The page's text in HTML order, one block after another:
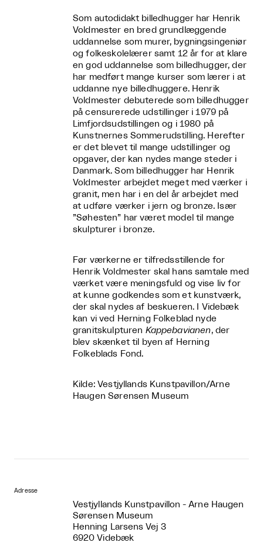
Som autodidakt billedhugger har Henrik
Voldmester en bred grundlæggende
uddannelse som murer, bygningsingeniør
og folkeskolelærer samt 12 år for at klare
en god uddannelse som billedhugger, der
har medført mange kurser som lærer i at
uddanne nye billedhuggere. Henrik
Voldmester debuterede som billedhugger
på censurerede udstillinger i 1979 på
Limfjordsudstillingen og i 1980 på
Kunstnernes Sommerudstilling. Herefter
er det blevet til mange udstillinger og
opgaver, der kan nydes mange steder i
Danmark. Som billedhugger har Henrik
Voldmester arbejdet meget med værker i
granit, men har i en del år arbejdet med
at udføre værker i jern og bronze. Især
”Søhesten” har været model til mange
skulpturer i bronze.
Før værkerne er tilfredsstillende for
Henrik Voldmester skal hans samtale med
værket være meningsfuld og vise liv for
at kunne godkendes som et kunstværk,
der skal nydes af beskueren. I Videbæk
kan vi ved Herning Folkeblad nyde
granitskulpturen Kappebavianen, der
blev skænket til byen af Herning
Folkeblads Fond.
Kilde: Vestjyllands Kunstpavillon/Arne
Haugen Sørensen Museum
Adresse
Vestjyllands Kunstpavillon - Arne Haugen
Sørensen Museum
Henning Larsens Vej 3
6920 Videbæk